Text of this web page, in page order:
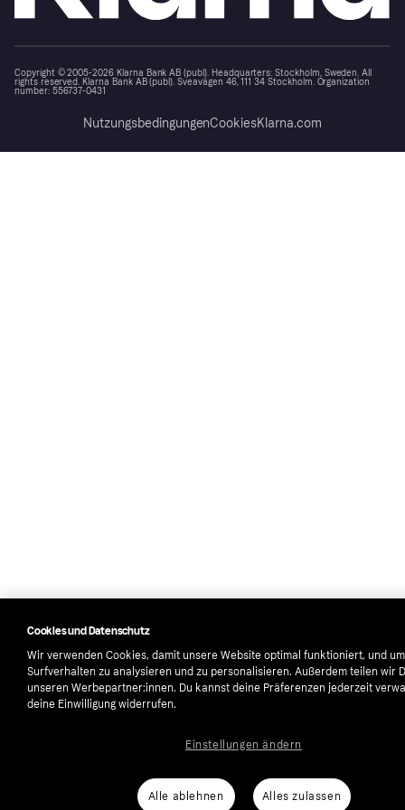
Copyright © 2005-2026 Klarna Bank AB (publ). Headquarters: Stockholm, Sweden. All
rights reserved. Klarna Bank AB (publ). Sveavägen 46, 111 34 Stockholm. Organization
number: 556737-0431
NutzungsbedingungenCookiesKlarna.com
Cookies und Datenschutz
Wir verwenden Cookies, damit unsere Website optimal funktioniert, und
Surfverhalten zu analysieren und zu personalisieren. Außerdem teilen wir
unseren Werbepartner:innen. Du kannst deine Präferenzen jederzeit
deine Einwilligung widerrufen.
Alle ablehnen Alles zulassen
Einstellungen ändern